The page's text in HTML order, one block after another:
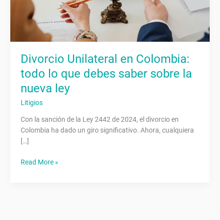
Divorcio Unilateral en Colombia:
todo lo que debes saber sobre la
nueva ley
Litigios
Con la sanción de la Ley 2442 de 2024, el divorcio en
Colombia ha dado un giro significativo. Ahora, cualquiera
[…]
sobre
nueva
ley
Read More »